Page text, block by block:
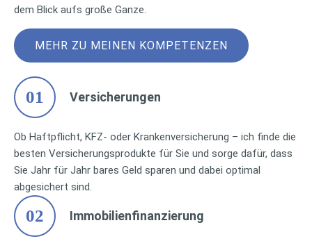
dem Blick aufs große Ganze.
MEHR ZU MEINEN KOMPETENZEN
01 Versicherungen
Ob Haftpflicht, KFZ- oder Krankenversicherung – ich finde die
besten Versicherungsprodukte für Sie und sorge dafür, dass
Sie Jahr für Jahr bares Geld sparen und dabei optimal
abgesichert sind.
02 Immobilienfinanzierung